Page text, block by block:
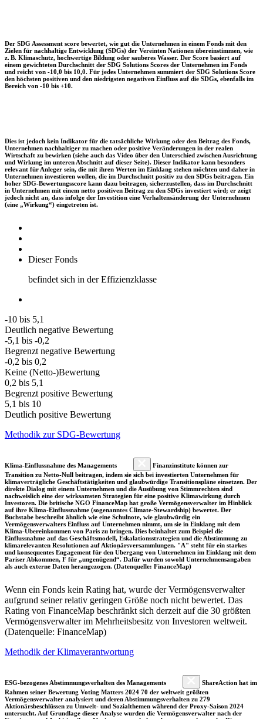
Der SDG Assessment score bewertet, wie gut die Unternehmen in einem Fonds mit den
Zielen für nachhaltige Entwicklung (SDGs) der Vereinten Nationen übereinstimmen, wie
z. B. Klimaschutz, hochwertige Bildung oder sauberes Wasser. Der Score basiert auf
einem gewichteten Durchschnitt der SDG Solutions Scores der Unternehmen im Fonds
und reicht von -10,0 bis 10,0. Für jedes Unternehmen summiert der SDG Solutions Score
den höchsten positiven und den niedrigsten negativen Einfluss auf die SDGs, ebenfalls im
Bereich von -10 bis +10.
Dies ist jedoch kein Indikator für die tatsächliche Wirkung oder den Beitrag des Fonds,
Unternehmen nachhaltiger zu machen oder positive Veränderungen in der realen
Wirtschaft zu bewirken (siehe auch das Video über den Unterschied zwischen Ausrichtung
und Wirkung im unteren Abschnitt auf dieser Seite). Dieser Indikator kann besonders
relevant für Anleger sein, die mit ihren Werten im Einklang stehen möchten und daher in
Unternehmen investieren wollen, die im Durchschnitt positiv zu den SDGs beitragen. Ein
hoher SDG-Bewertungsscore kann dazu beitragen, sicherzustellen, dass im Durchschnitt
in Unternehmen mit einem netto positiven Beitrag zu den SDGs investiert wird; er zeigt
jedoch nicht an, dass infolge der Investition eine Verhaltensänderung der Unternehmen
(eine „Wirkung“) eingetreten ist.
Dieser Fonds
befindet sich in der Effizienzklasse
-10 bis 5,1
Deutlich negative Bewertung
-5,1 bis -0,2
Begrenzt negative Bewertung
-0,2 bis 0,2
Keine (Netto-)Bewertung
0,2 bis 5,1
Begrenzt positive Bewertung
5,1 bis 10
Deutlich positive Bewertung
Methodik zur SDG-Bewertung
Klima-Einflussnahme des Managements
Finanzinstitute können zur
Transition zu Netto-Null beitragen, indem sie sich bei investierten Unternehmen für
klimaverträgliche Geschäftstätigkeiten und glaubwürdige Transitionspläne einsetzen. Der
direkte Dialog mit einem Unternehmen und die Ausübung von Stimmrechten sind
nachweislich eine der wirksamsten Strategien für eine positive Klimawirkung durch
Investoren. Die britische NGO FinanceMap hat große Vermögensverwalter im Hinblick
auf ihre Klima-Einflussnahme (sogenanntes Climate-Stewardship) bewertet. Der
Buchstabe beschreibt ähnlich wie eine Schulnote, wie glaubwürdig ein
Vermögensverwalters Einfluss auf Unternehmen nimmt, um sie in Einklang mit dem
Klima-Übereinkommen von Paris zu bringen. Dies beinhaltet zum Beispiel die
Einflussnahme auf das Geschäftsmodell, Eskalationsstrategien und die Abstimmung zu
klimarelevanten Resolutionen auf Aktionärsversammlungen. "A" steht für ein starkes
und konsequentes Engagement für den Übergang von Unternehmen im Einklang mit dem
Pariser Abkommen, F für „ungenügend“. Dafür wurden sowohl Unternehmensangaben
als auch externe Daten herangezogen. (Datenquelle: FinanceMap)
Wenn ein Fonds kein Rating hat, wurde der Vermögensverwalter
aufgrund seiner relativ geringen Größe noch nicht bewertet. Das
Rating von FinanceMap beschränkt sich derzeit auf die 30 größten
Vermögensverwalter im Mehrheitsbesitz von Investoren weltweit.
(Datenquelle: FinanceMap)
Methodik der Klimaverantwortung
ESG-bezogenes Abstimmungsverhalten des Managements
ShareAction hat im
Rahmen seiner Bewertung Voting Matters 2024 70 der weltweit größten
Vermögensverwalter analysiert und deren Abstimmungsverhalten zu 279
Aktionärsbeschlüssen zu Umwelt- und Sozialthemen während der Proxy-Saison 2024
untersucht. Auf Grundlage dieser Analyse wurden die Vermögensverwalter nach der